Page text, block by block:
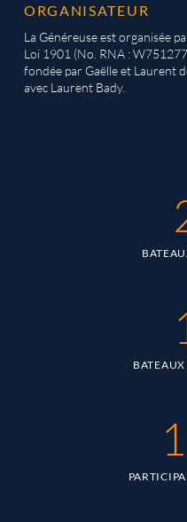
ORGANISATEUR
La Généreuse est organisée
Loi 1901 (No. RNA :
fondée par Gaëlle et Laurent
avec Laurent Bady.